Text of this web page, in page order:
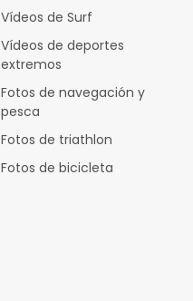
Vídeos de Surf
Vídeos de deportes
extremos
Fotos de navegación y
pesca
Fotos de triathlon
Fotos de bicicleta